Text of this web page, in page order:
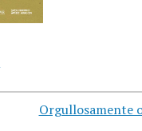
Orgullosamente